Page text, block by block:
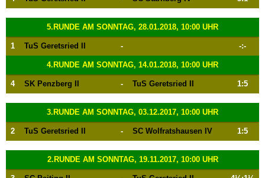
5.RUNDE AM SONNTAG, 28.01.2018, 10:00 UHR
1 TuS Geretsried II - -:-
4.RUNDE AM SONNTAG, 14.01.2018, 10:00 UHR
4 SK Penzberg II - TuS Geretsried II 1:5
3.RUNDE AM SONNTAG, 03.12.2017, 10:00 UHR
2 TuS Geretsried II - SC Wolfratshausen IV 1:5
2.RUNDE AM SONNTAG, 19.11.2017, 10:00 UHR